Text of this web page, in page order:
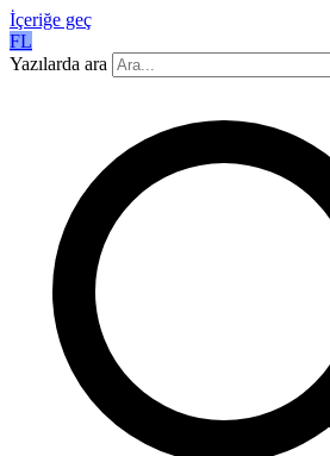
İçeriğe geç
FL
Yazılarda ara